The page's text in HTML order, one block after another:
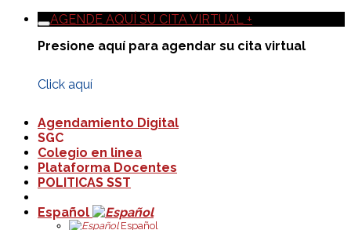
AGENDE AQUÍ SU CITA VIRTUAL +
Presione aquí para agendar su cita virtual
Click aquí
Agendamiento Digital
SGC
Colegio en linea
Plataforma Docentes
POLITICAS SST
Español
Español